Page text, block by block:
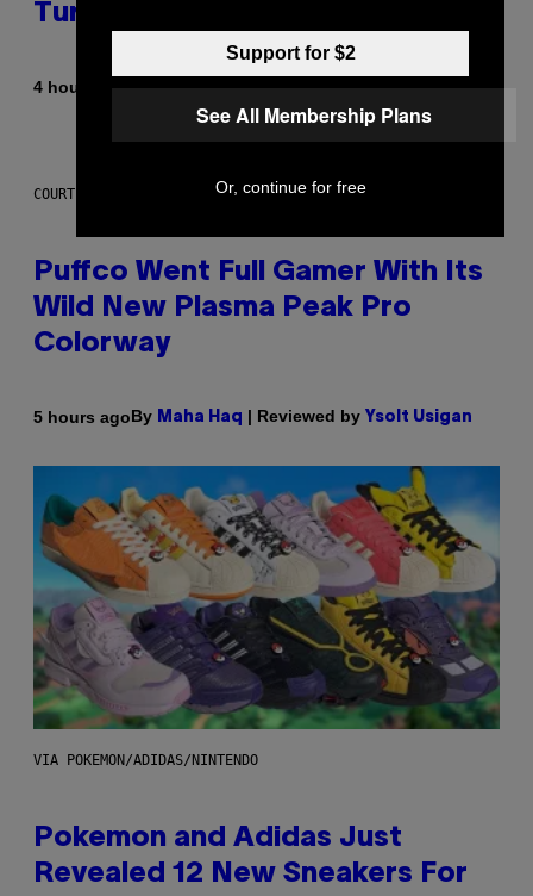
Turning 30 This Year
4 hours agoByDan Milam
COURTESY OF PUFFCO
Puffco Went Full Gamer With Its
Wild New Plasma Peak Pro
Colorway
5 hours agoBy Maha Haq | Reviewed by Ysolt Usigan
VIA POKEMON/ADIDAS/NINTENDO
Pokemon and Adidas Just
Revealed 12 New Sneakers For
Support for $2
See All Membership Plans
Or, continue for free